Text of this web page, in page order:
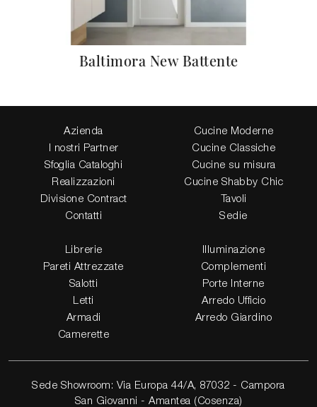
Baltimora New Battente
Azienda
I nostri Partner
Sfoglia Cataloghi
Realizzazioni
Divisione Contract
Contatti
Cucine Moderne
Cucine Classiche
Cucine su misura
Cucine Shabby Chic
Tavoli
Sedie
Librerie
Pareti Attrezzate
Salotti
Letti
Armadi
Camerette
Illuminazione
Complementi
Porte Interne
Arredo Ufficio
Arredo Giardino
Sede Showroom: Via Europa 44/A, 87032 - Campora
San Giovanni - Amantea (Cosenza)